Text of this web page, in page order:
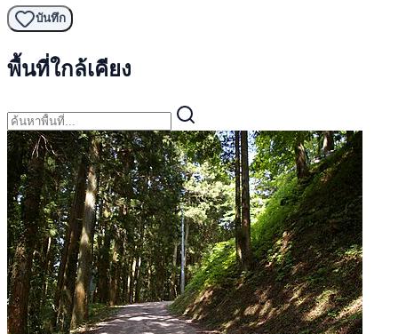
บันทึก
พื้นที่ใกล้เคียง